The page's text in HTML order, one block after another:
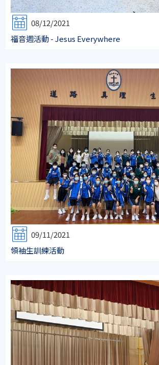
08/12/2021
福音週活動 - Jesus Everywhere
09/11/2021
領袖生訓練活動